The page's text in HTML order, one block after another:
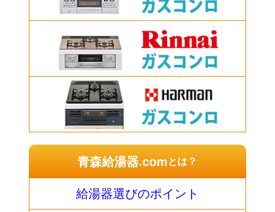
青森給湯器.comとは？
給湯器選びのポイント